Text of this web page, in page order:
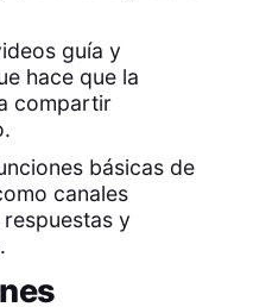
guía y
hace que la
compartir
básicas de
canales
y